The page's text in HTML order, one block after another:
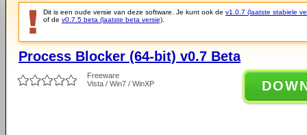
Dit is een oude versie van deze software. Je kunt ook de v1.0.7 (laatste stabiele
of de v0.7.5 beta (laatste beta versie)
Process Blocker (64-bit) v0.7 Beta
Freeware
Vista / Win7 / WinXP